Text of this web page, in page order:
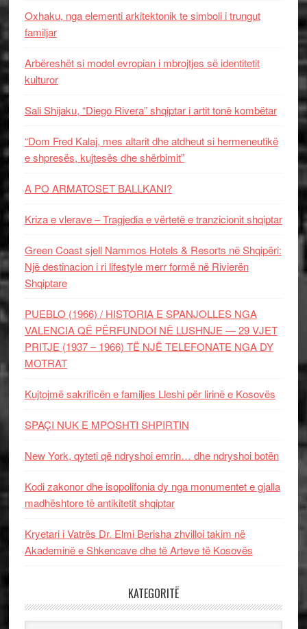
Oxhaku, nga elementi arkitektonik te simboli i trungut
familjar
Arbëreshët si model evropian i mbrojtjes së identitetit
kulturor
Sali Shijaku, “Diego Rivera” shqiptar i artit tonë kombëtar
“Dom Fred Kalaj, mes altarit dhe atdheut si hermeneutikë
e shpresës, kujtesës dhe shërbimit”
A PO ARMATOSET BALLKANI?
Kriza e vlerave – Tragjedia e vërtetë e tranzicionit shqiptar
Green Coast sjell Nammos Hotels & Resorts në Shqipëri:
Një destinacion i ri lifestyle merr formë në Rivierën
Shqiptare
PUEBLO (1966) / HISTORIA E SPANJOLLES NGA
VALENCIA QË PËRFUNDOI NË LUSHNJE — 29 VJET
PRITJE (1937 – 1966) TË NJË TELEFONATE NGA DY
MOTRAT
Kujtojmë sakrificën e familjes Lleshi për lirinë e Kosovës
SPAÇI NUK E MPOSHTI SHPIRTIN
New York, qyteti që ndryshoi emrin… dhe ndryshoi botën
Kodi zakonor dhe isopolifonia dy nga monumentet e gjalla
madhështore të antikitetit shqiptar
Kryetari i Vatrës Dr. Elmi Berisha zhvilloi takim në
Akademinë e Shkencave dhe të Arteve të Kosovës
KATEGORITË